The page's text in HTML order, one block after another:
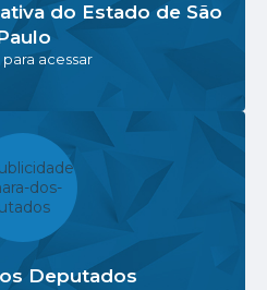
do Estado de São
acessar
Deputados